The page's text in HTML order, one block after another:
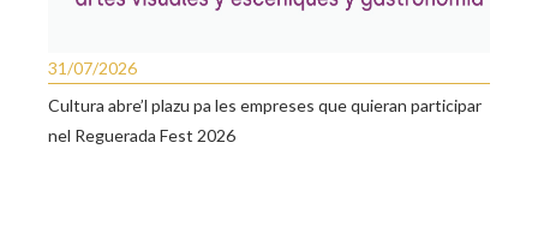
31/07/2026
Cultura abre’l plazu pa les empreses que quieran participar
nel Reguerada Fest 2026